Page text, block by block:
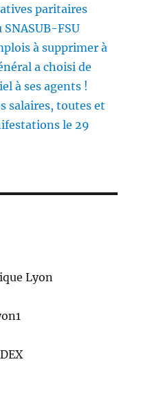
paritaires
SNASUB-FSU
à supprimer à
a choisi de
à ses agents !
salaires, toutes et
le 29
Lyon